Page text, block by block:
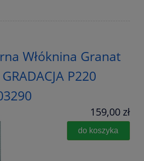
Włóknina Granat
P220
159,00 zł
do koszyka